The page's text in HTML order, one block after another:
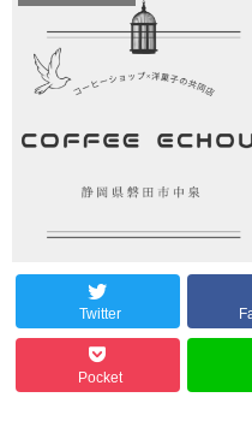
Twitter
Pocket